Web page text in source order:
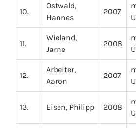
10.
Ostwald,
Hannes
2007
11.
Wieland,
Jarne
2008
12.
Arbeiter,
Aaron
2007
13. Eisen, Philipp 2008